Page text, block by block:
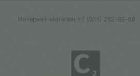
Интернет-магазин +7 (931) 252-92-60